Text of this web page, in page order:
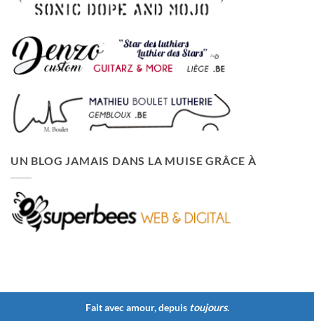
UN BLOG JAMAIS DANS LA MUISE GRÂCE À
Fait avec amour, depuis toujours.